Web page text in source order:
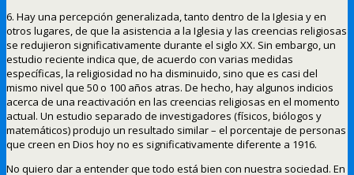
6. Hay una percepción generalizada, tanto dentro de la Iglesia y en
otros lugares, de que la asistencia a la Iglesia y las creencias religiosas
se redujieron significativamente durante el siglo XX. Sin embargo, un
estudio reciente indica que, de acuerdo con varias medidas
específicas, la religiosidad no ha disminuido, sino que es casi del
mismo nivel que 50 o 100 años atras. De hecho, hay algunos indicios
acerca de una reactivación en las creencias religiosas en el momento
actual. Un estudio separado de investigadores (físicos, biólogos y
matemáticos) produjo un resultado similar – el porcentaje de personas
que creen en Dios hoy no es significativamente diferente a 1916.
No quiero dar a entender que todo está bien con nuestra sociedad. En